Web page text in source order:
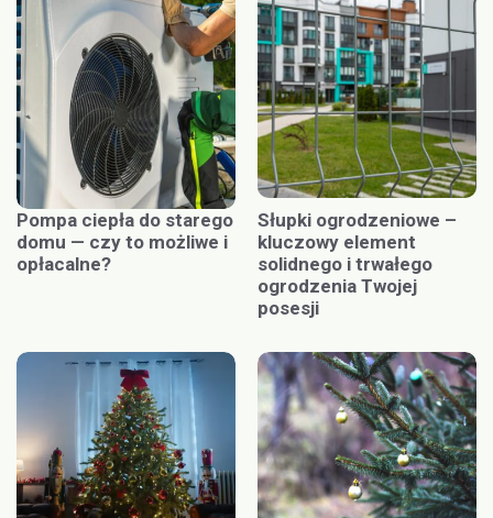
Pompa ciepła do starego
domu — czy to możliwe i
opłacalne?
Słupki ogrodzeniowe –
kluczowy element
solidnego i trwałego
ogrodzenia Twojej
posesji